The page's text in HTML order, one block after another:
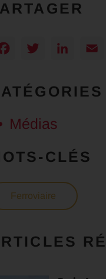
Facebook
Twitter
Médias
CLÉS
Ferroviaire